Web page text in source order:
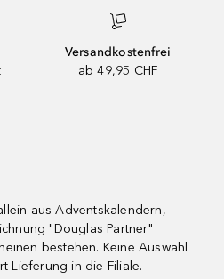
Versandkostenfrei
ab 49,95 CHF
aus Adventskalendern,
"Douglas Partner"
bestehen. Keine Auswahl
Lieferung in die Filiale.